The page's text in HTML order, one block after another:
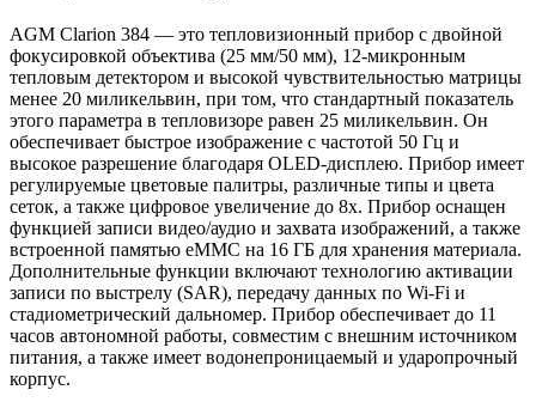
AGM Clarion 384 — это тепловизионный прибор с двойной
фокусировкой объектива (25 мм/50 мм), 12-микронным
тепловым детектором и высокой чувствительностью матрицы
менее 20 миликельвин, при том, что стандартный показатель
этого параметра в тепловизоре равен 25 миликельвин. Он
обеспечивает быстрое изображение с частотой 50 Гц и
высокое разрешение благодаря OLED-дисплею. Прибор имеет
регулируемые цветовые палитры, различные типы и цвета
сеток, а также цифровое увеличение до 8х. Прибор оснащен
функцией записи видео/аудио и захвата изображений, а также
встроенной памятью eMMC на 16 ГБ для хранения материала.
Дополнительные функции включают технологию активации
записи по выстрелу (SAR), передачу данных по Wi-Fi и
стадиометрический дальномер. Прибор обеспечивает до 11
часов автономной работы, совместим с внешним источником
питания, а также имеет водонепроницаемый и ударопрочный
корпус.